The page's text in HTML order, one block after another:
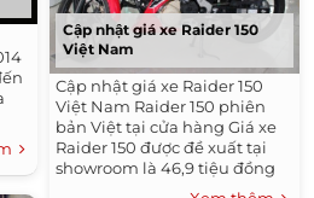
Cập nhật giá xe Raider 150
Việt Nam
Cập nhật giá xe Raider 150
Việt Nam Raider 150 phiên
bản Việt tại cửa hàng Giá xe
Raider 150 được đề xuất tại
showroom là 46,9 tiệu đồng
Mình lập topic này để anh em